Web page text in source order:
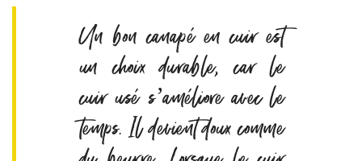
Un bon canapé en cuir est
un choix durable, car le
cuir usé s’améliore avec le
temps. Il devient doux comme